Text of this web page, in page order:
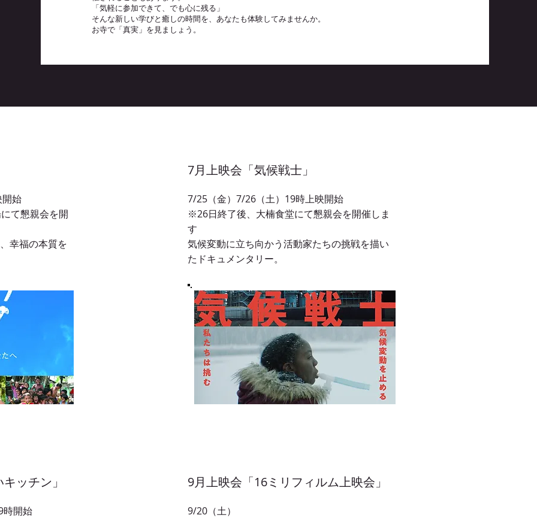
「気軽に参加できて、でも心に残る」
そんな新しい学びと癒しの時間を、あなたも体験してみませんか。
​お寺で「真実」を見ましょう。
始
て懇親会を開
幸福の本質を
ッチン」
時開始
7月上映会「気候戦士」
7/25（金） 7/26（土）19時上映開始
​※26日終了後、大楠食堂にて懇親会を開催しま
す
気候変動に立ち向かう活動家たちの挑戦を描い
たドキュメンタリー。
9月上映会「16ミリフィルム上映会」
9/20（土）